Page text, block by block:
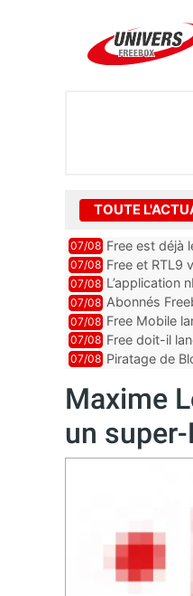
TOUTE
07/08 Free est déjà
encore au
07/08 Free et RTL9
l’obtenir
07/08 L’application
Mobile,
07/08 Abonnés
07/08 Free Mobile
des promos
07/08 Free doit-il
07/08 Piratage de
Maxime
un super-